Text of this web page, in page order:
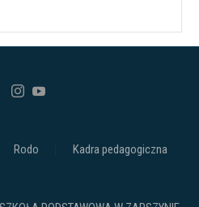
Rodo Kadra pedagogiczna